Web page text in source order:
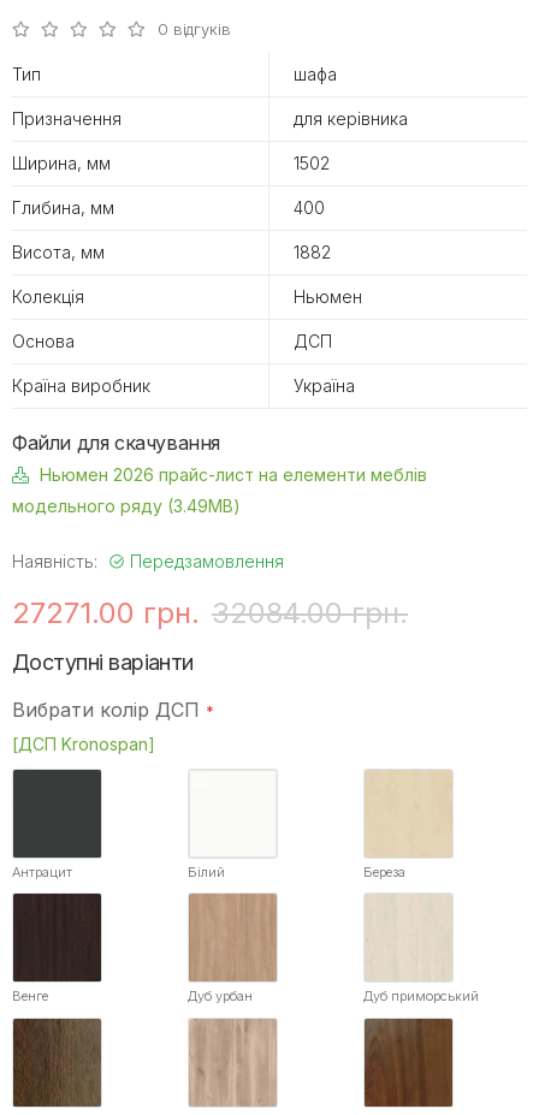
0 відгуків
Тип шафа
Призначення для керівника
Ширина, мм 1502
Глибина, мм 400
Висота, мм 1882
Колекція Ньюмен
Основа ДСП
Країна виробник Україна
Файли для скачування
Ньюмен 2026 прайс-лист на елементи меблів
модельного ряду (3.49MB)
Наявність: Передзамовлення
27271.00 грн. 32084.00 грн.
Доступні варіанти
Вибрати колір ДСП
[ДСП Kronospan]
Антрацит Білий Береза
Венге Дуб урбан Дуб приморський